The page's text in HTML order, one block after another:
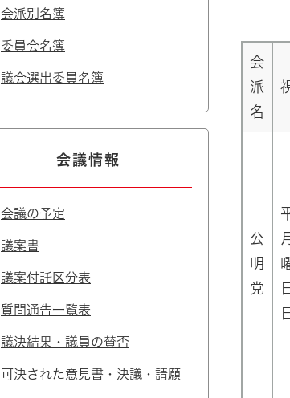
会
派
名
公
明
党
会派別名簿
委員会名簿
議会選出委員名簿
会議情報
会議の予定
議案書
議案付託区分表
質問通告一覧表
議決結果・議員の賛否
可決された意見書・決議・請願